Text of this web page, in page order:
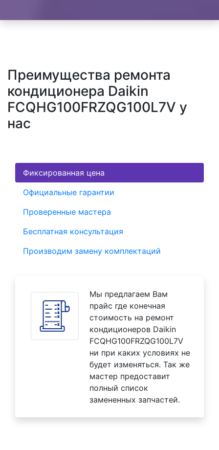
Преимущества ремонта
кондиционера Daikin
FCQHG100FRZQG100L7V у
нас
Фиксированная цена
Официальные гарантии
Проверенные мастера
Бесплатная консультация
Производим замену комплектаций
Мы предлагаем Вам
прайс где конечная
стоимость на ремонт
кондиционеров Daikin
FCQHG100FRZQG100L7V
ни при каких условиях не
будет изменяться. Так же
мастер предоставит
полный список
замененных запчастей.